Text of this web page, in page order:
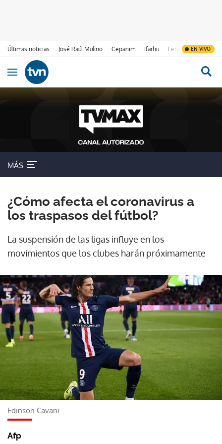
Últimas noticias José Raúl Mulino Cepanim Ifarhu Fenómeno de El
EN VIVO
Ir al contenido
Obrir navegació
MÁS
¿Cómo afecta el coronavirus a
los traspasos del fútbol?
La suspensión de las ligas influye en los
movimientos que los clubes harán próximamente
Edinson Cavani
Afp